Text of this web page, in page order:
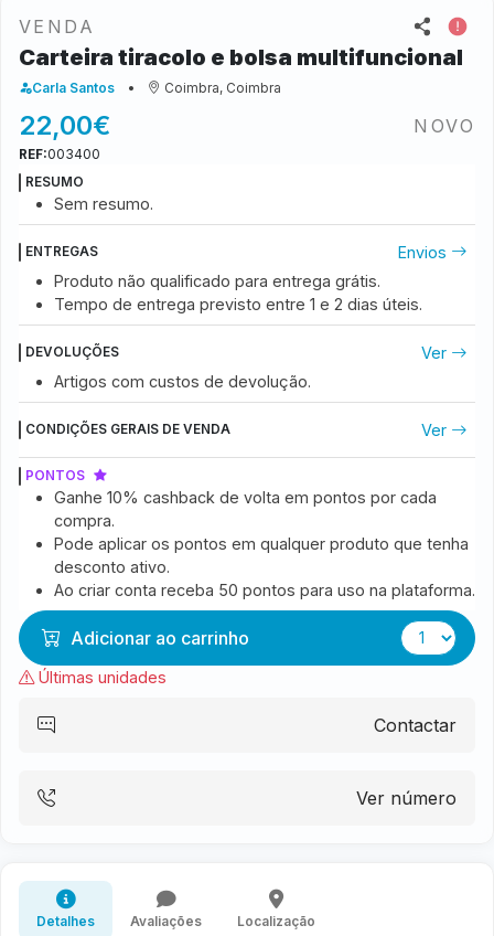
VENDA
Carteira tiracolo e bolsa multifuncional
Carla Santos Coimbra, Coimbra
22,00€ NOVO
REF:003400
RESUMO
Sem resumo.
ENTREGAS
Envios
Produto não qualificado para entrega grátis.
Tempo de entrega previsto entre 1 e 2 dias úteis.
DEVOLUÇÕES
Ver
Artigos com custos de devolução.
CONDIÇÕES GERAIS DE VENDA Ver
PONTOS
Ganhe 10% cashback de volta em pontos por cada
compra.
Pode aplicar os pontos em qualquer produto que tenha
desconto ativo.
Ao criar conta receba 50 pontos para uso na plataforma.
Adicionar ao carrinho
Últimas unidades
Contactar
Ver número
Detalhes Avaliações Localização